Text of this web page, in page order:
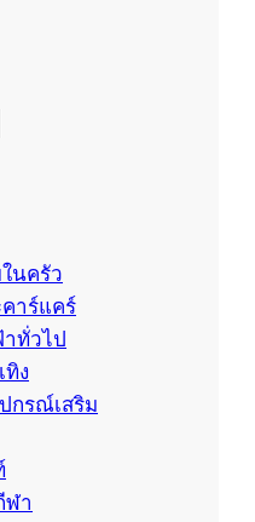
นครัว
าร์แคร์
ทั่วไป
ง
กรณ์เสริม
ฬา